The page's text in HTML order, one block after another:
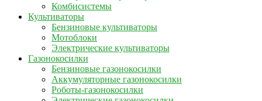
Комбисистемы
Культиваторы
Бензиновые культиваторы
Мотоблоки
Электрические культиваторы
Газонокосилки
Бензиновые газонокосилки
Аккумуляторные газонокосилки
Роботы-газонокосилки